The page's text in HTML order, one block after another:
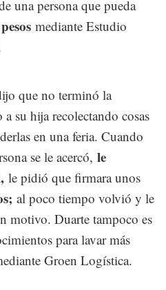
una persona que pueda
mediante Estudio
que no terminó la
su hija recolectando cosas
en una feria. Cuando
se le acercó, le
le pidió que firmara unos
al poco tiempo volvió y le
motivo. Duarte tampoco es
para lavar más
Groen Logística.